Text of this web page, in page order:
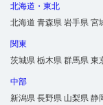
北海道・東北
北海道 青森県岩手県宮
関東
茨城県栃木県群馬県東
中部
新潟県長野県 山梨県静